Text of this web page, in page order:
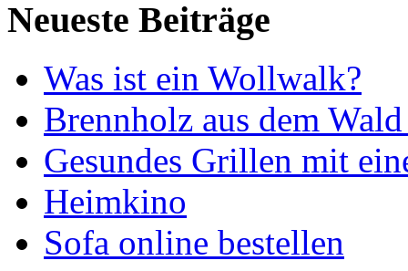
Neueste Beiträge
Was ist ein Wollwalk?
Brennholz aus dem
Gesundes Grillen mit
Heimkino
Sofa online bestellen